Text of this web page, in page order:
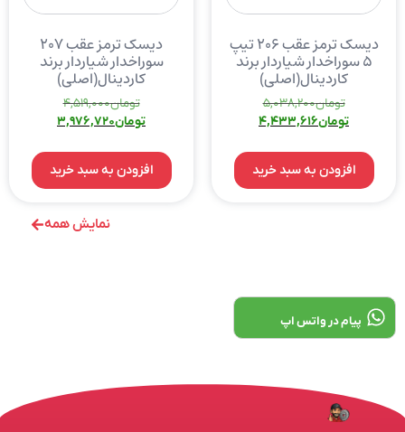
نمایش همه
دیسک ترمز عقب ۲۰۶ تیپ
۵ سوراخدار شیاردار برند
کاردینال(اصلی)
تومان5,038,200
تومان4,433,616
افزودن به سبد خرید
دیسک ترمز عقب ۲۰۷
سوراخدار شیاردار برند
کاردینال(اصلی)
تومان4,519,000
تومان3,976,720
افزودن به سبد خرید
پیام در واتس اپ